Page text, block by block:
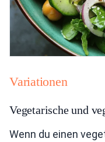
Variationen
Vegetarische und
Wenn du einen